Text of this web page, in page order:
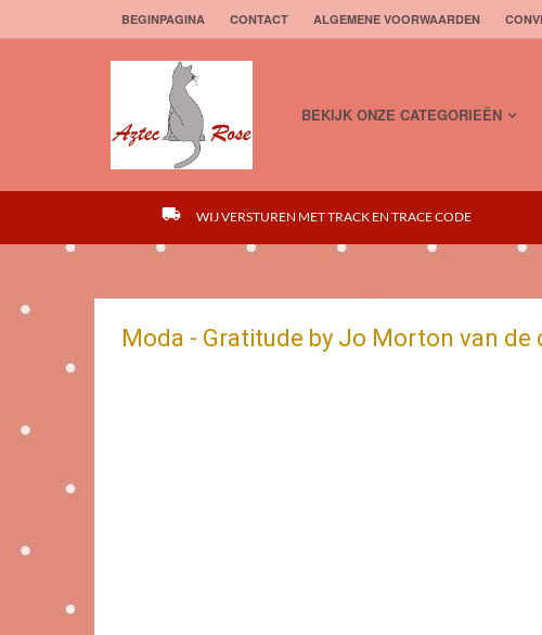
BEGINPAGINA CONTACT ALGEMENE VOORWAARDEN
BEKIJK ONZE CATEGORIEËN
local_shipping WIJ VERSTUREN MET TRACK EN TRACE CODE
Moda - Gratitude by Jo Morton van